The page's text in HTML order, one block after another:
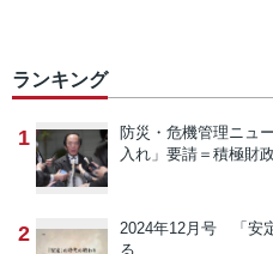
ランキング
1 防災・危機管理ニュ
入れ」要請＝積極財
2 2024年12月号 「安
る